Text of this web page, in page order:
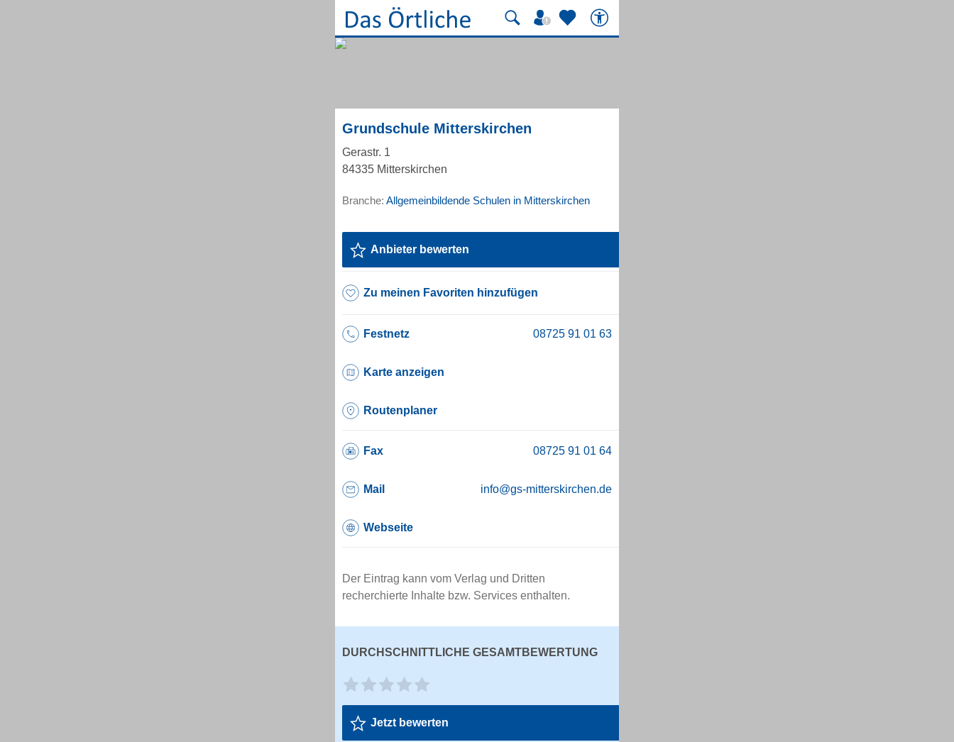
Grundschule Mitterskirchen
Gerastr. 1
84335 Mitterskirchen
Branche: Allgemeinbildende Schulen in Mitterskirchen
Anbieter bewerten
Zu meinen Favoriten hinzufügen
Festnetz
Karte anzeigen
Routenplaner
Fax
Mail info@gs-mitterskirchen.de
Webseite
Der Eintrag kann vom Verlag und Dritten
recherchierte Inhalte bzw. Services enthalten.
DURCHSCHNITTLICHE GESAMTBEWERTUNG
Jetzt bewerten